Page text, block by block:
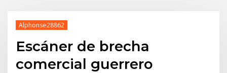
Alphonse28862
Escáner de brecha
comercial guerrero